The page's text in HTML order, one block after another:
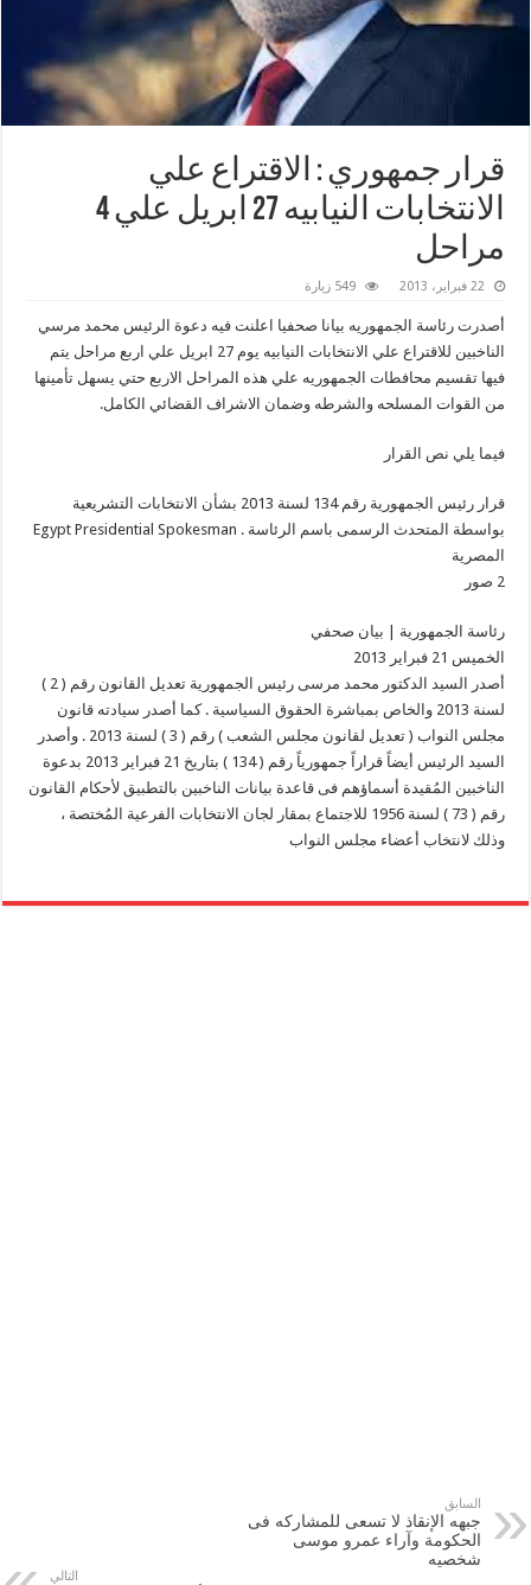
قرار جمهوري : الاقتراع علي
الانتخابات النيابيه 27 ابريل علي 4
مراحل
22 فبراير، 2013 549 زيارة
أصدرت رئاسة الجمهوريه بيانا صحفيا اعلنت فيه دعوة الرئيس محمد مرسي
الناخبين للاقتراع علي الانتخابات النيابيه يوم 27 ابريل علي اربع مراحل يتم
فيها تقسيم محافطات الجمهوريه علي هذه المراحل الاربع حتي يسهل تأمينها
من القوات المسلحه والشرطه وضمان الاشراف القضائي الكامل.
فيما يلي نص القرار
قرار رئيس الجمهورية رقم 134 لسنة 2013 بشأن الانتخابات التشريعية
بواسطة ‏‎
Egypt Presidential Spokesman . المتحدث الرسمى باسم الرئاسة
المصرية
رئاسة الجمهورية | بيان صحفي
الخميس 21 فبراير 2013
أصدر السيد الدكتور محمد مرسى رئيس الجمهورية تعديل القانون رقم ( 2 )
لسنة 2013 والخاص بمباشرة الحقوق السياسية . كما أصدر سيادته قانون
مجلس النواب ( تعديل لقانون مجلس الشعب ) رقم ( 3 ) لسنة 2013 . وأصدر
السيد الرئيس أيضاً قراراً جمهورياً رقم ( 134 ) بتاريخ 21 فبراير 2013 بدعوة
الناخبين المُقيدة أسماؤهم فى قاعدة بيانات الناخبين بالتطبيق لأحكام القانون
رقم ( 73 ) لسنة 1956 للاجتماع بمقار لجان الانتخابات الفرعية المُختصة ،
وذلك لانتخاب أعضاء مجلس النواب
السابق
جبهه الإنقاذ لا تسعى للمشاركه فى
الحكومة وآراء عمرو موسى
شخصيه
التالي